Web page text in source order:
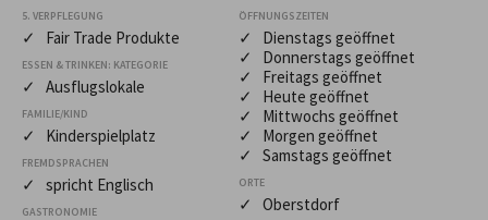
5. VERPFLEGUNG
✓ Fair Trade Produkte
ESSEN & TRINKEN: KATEGORIE
✓ Ausflugslokale
FAMILIE/KIND
✓ Kinderspielplatz
FREMDSPRACHEN
✓ spricht Englisch
GASTRONOMIE
ÖFFNUNGSZEITEN
✓ Dienstags geöffnet
✓ Donnerstags geöffnet
✓ Freitags geöffnet
✓ Heute geöffnet
✓ Mittwochs geöffnet
✓ Morgen geöffnet
✓ Samstags geöffnet
ORTE
✓ Oberstdorf